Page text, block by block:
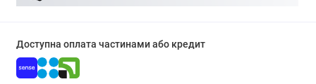
Доступна оплата частинами або кредит